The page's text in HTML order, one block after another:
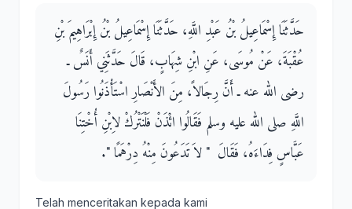
حَدَّثَنَا إِسْمَاعِيلُ بْنُ عَبْدِ اللَّهِ، حَدَّثَنَا إِسْمَاعِيلُ بْنُ إِبْرَاهِيمَ بْنِ
عُقْبَةَ، عَنْ مُوسَى، عَنِ ابْنِ شِهَابٍ، قَالَ حَدَّثَنِي أَنَسٌ ـ
رضى الله عنه ـ أَنَّ رِجَالاً، مِنَ الأَنْصَارِ اسْتَأْذَنُوا رَسُولَ
اللَّهِ صلى الله عليه وسلم فَقَالُوا ائْذَنْ فَلْنَتْرُكْ لاِبْنِ أُخْتِنَا
عَبَّاسٍ فِدَاءَهُ، فَقَالَ ‏ "‏ لاَ تَدَعُونَ مِنْهُ دِرْهَمًا ‏"‏‏.‏
Telah menceritakan kepada kami